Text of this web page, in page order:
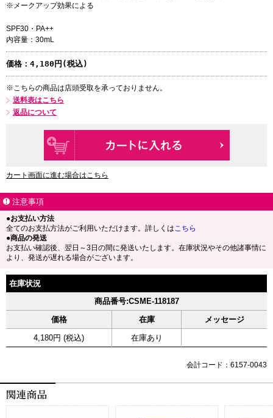
※メークアップ効果による
SPF30・PA++
内容量：30mL
価格： 4,180円(税込)
※こちらの商品は店頭受取を承っておりません。
送料表はこちら
返品について
カート画面に進む場合はこちら
注意事項
●お支払い方法
全てのお支払方法がご利用いただけます。詳しくはこちら
●商品の発送
お支払い確認後、翌日～3日の間に発送いたします。在庫状況やその他諸事情に
より、発送が遅れる場合がございます。
在庫状況
商品番号:CSME-118187
価格
在庫
メッセージ
4,180円 (税込)
在庫あり
会計コード：6157-0043